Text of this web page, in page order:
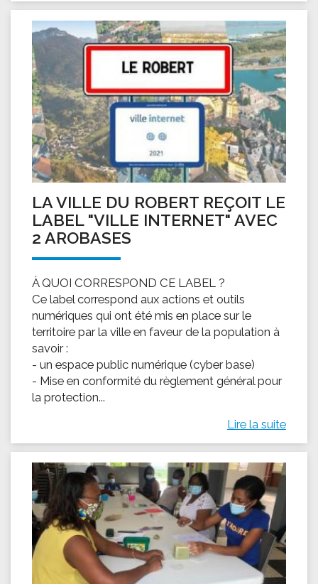
LA VILLE DU ROBERT REÇOIT LE
LABEL "VILLE INTERNET" AVEC
2 AROBASES
À QUOI CORRESPOND CE LABEL ?
Ce label correspond aux actions et outils
numériques qui ont été mis en place sur le
territoire par la ville en faveur de la population à
savoir :
- un espace public numérique (cyber base)
- Mise en conformité du règlement général pour
la protection...
Lire la suite